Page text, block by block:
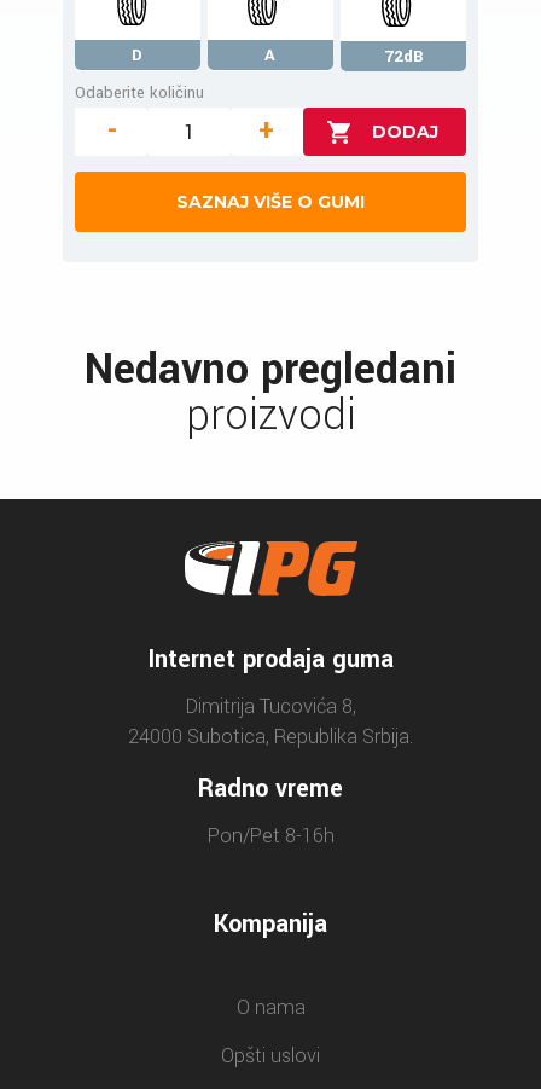
D A
72dB
Odaberite količinu
- +
SAZNAJ VIŠE O GUMI
Nedavno pregledani
proizvodi
Internet prodaja guma
Dimitrija Tucovića 8,
24000 Subotica, Republika Srbija.
Radno vreme
Pon/Pet 8-16h
Kompanija
O nama
Opšti uslovi